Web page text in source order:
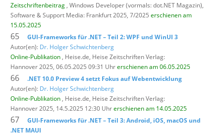
Zeitschriftenbeitrag , Windows Developer (vormals: dot.NET Magazin),
Software & Support Media: Frankfurt 2025, 7/2025 erschienen am
15.05.2025
65
GUI-Frameworks für .NET – Teil 2: WPF und WinUI 3
Autor(en): Dr. Holger Schwichtenberg
Online-Publikation , Heise.de, Heise Zeitschriften Verlag:
Hannover 2025, 06.05.2025 09:31 Uhrerschienen am 06.05.2025
66
.NET 10.0 Preview 4 setzt Fokus auf Webentwicklung
Autor(en): Dr. Holger Schwichtenberg
Online-Publikation , Heise.de, Heise Zeitschriften Verlag:
Hannover 2025, 14.5.2025 12:30 Uhrerschienen am 14.05.2025
67
GUI-Frameworks für .NET – Teil 3: Android, iOS, macOS und
.NET MAUI